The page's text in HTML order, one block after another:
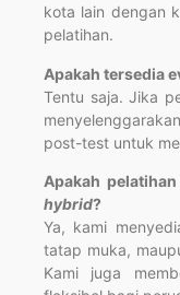
kota lain dengan
pelatihan.
Apakah tersedia
Tentu saja. Jika
post-test untuk
Apakah
hybrid?
Ya, kami
tatap muka,
Kami juga